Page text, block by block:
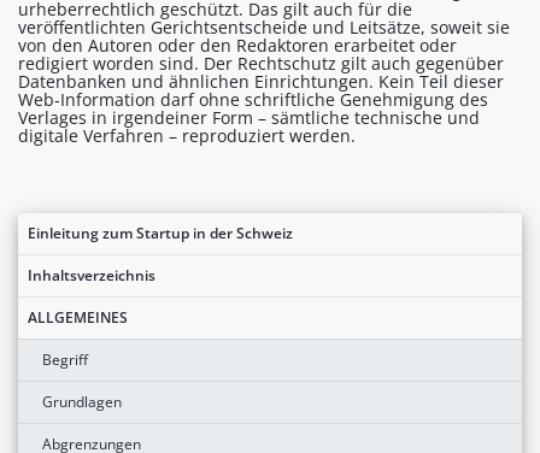
Einleitung zum Startup in der Schweiz
Inhaltsverzeichnis
ALLGEMEINES
Begriff
Grundlagen
Abgrenzungen
urheberrechtlich geschützt. Das gilt auch für die
veröffentlichten Gerichtsentscheide und Leitsätze, soweit sie
von den Autoren oder den Redaktoren erarbeitet oder
redigiert worden sind. Der Rechtschutz gilt auch gegenüber
Datenbanken und ähnlichen Einrichtungen. Kein Teil dieser
Web-Information darf ohne schriftliche Genehmigung des
Verlages in irgendeiner Form – sämtliche technische und
digitale Verfahren – reproduziert werden.